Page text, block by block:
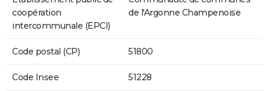
coopération
intercommunale (EPCI)
de l'Argonne Champenoise
Code postal (CP) 51800
Code Insee 51228